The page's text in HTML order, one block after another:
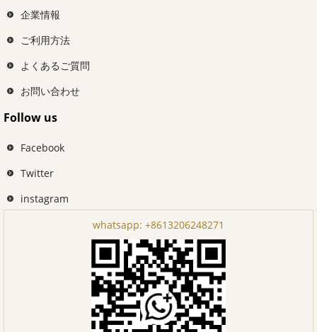
企業情報
ご利用方法
よくあるご質問
お問い合わせ
Follow us
Facebook
Twitter
instagram
whatsapp: +8613206248271